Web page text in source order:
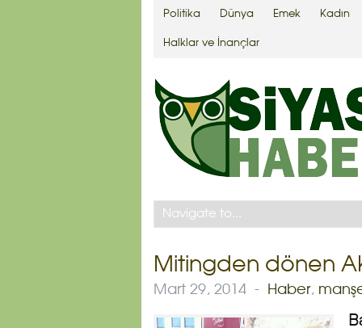
Politika Dünya Emek Kadın
Halklar ve İnançlar
Mitingden dönen
Mart 29, 2014 - Haber,